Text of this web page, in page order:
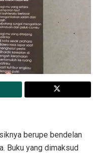
berupe bendelan
Buku yang dimaksud